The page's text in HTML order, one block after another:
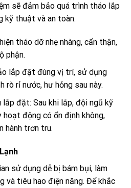
sẽ đảm bảo quá trình tháo lắp
kỹ thuật và an toàn.
tháo dỡ nhẹ nhàng, cẩn thận,
phận.
lắp đặt đúng vị trí, sử dụng
rò rỉ nước, hư hỏng sau này.
lắp đặt: Sau khi lắp, đội ngũ kỹ
động có ổn định không,
hành trơn tru.
sử dụng dễ bị bám bụi, làm
và tiêu hao điện năng. Để khắc